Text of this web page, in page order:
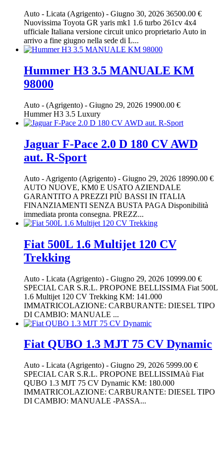
Auto - Licata (Agrigento) - Giugno 30, 2026 36500.00 €
Nuovissima Toyota GR yaris mk1 1.6 turbo 261cv 4x4
ufficiale Italiana versione circuit unico proprietario Auto in
arrivo a fine giugno nella sede di L...
Hummer H3 3.5 MANUALE KM
98000
Auto - (Agrigento) - Giugno 29, 2026 19900.00 €
Hummer H3 3.5 Luxury
Jaguar F-Pace 2.0 D 180 CV AWD
aut. R-Sport
Auto - Agrigento (Agrigento) - Giugno 29, 2026 18990.00 €
AUTO NUOVE, KM0 E USATO AZIENDALE
GARANTITO A PREZZI PIÙ BASSI IN ITALIA
FINANZIAMENTI SENZA BUSTA PAGA Disponibilità
immediata pronta consegna. PREZZ...
Fiat 500L 1.6 Multijet 120 CV
Trekking
Auto - Licata (Agrigento) - Giugno 29, 2026 10999.00 €
SPECIAL CAR S.R.L. PROPONE BELLISSIMA Fiat 500L
1.6 Multijet 120 CV Trekking KM: 141.000
IMMATRICOLAZIONE: CARBURANTE: DIESEL TIPO
DI CAMBIO: MANUALE ...
Fiat QUBO 1.3 MJT 75 CV Dynamic
Auto - Licata (Agrigento) - Giugno 29, 2026 5999.00 €
SPECIAL CAR S.R.L. PROPONE BELLISSIMAù Fiat
QUBO 1.3 MJT 75 CV Dynamic KM: 180.000
IMMATRICOLAZIONE: CARBURANTE: DIESEL TIPO
DI CAMBIO: MANUALE -PASSA...